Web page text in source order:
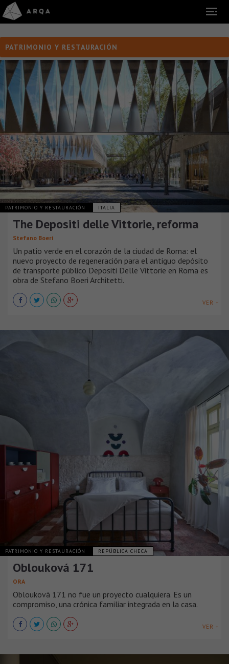
PATRIMONIO Y RESTAURACIÓN
PATRIMONIO Y RESTAURACIÓN ITALIA
The Depositi delle Vittorie, reforma
Stefano Boeri
Un patio verde en el corazón de la ciudad de Roma: el
nuevo proyecto de regeneración para el antiguo depósito
de transporte público Depositi Delle Vittorie en Roma es
obra de Stefano Boeri Architetti.
VER +
PATRIMONIO Y RESTAURACIÓN REPÚBLICA CHECA
Oblouková 171
ORA
Oblouková 171 no fue un proyecto cualquiera. Es un
compromiso, una crónica familiar integrada en la casa.
VER +